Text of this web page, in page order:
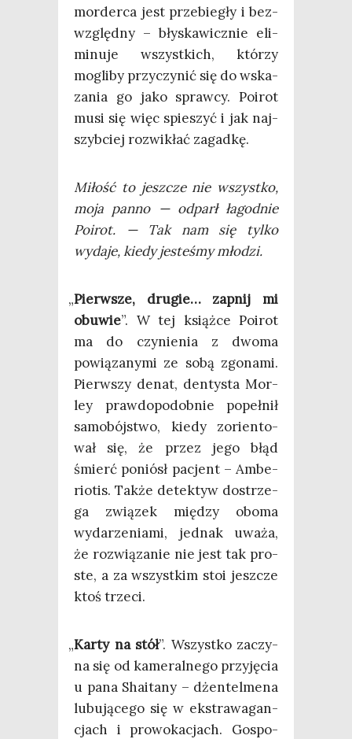
mor­der­ca jest prze­bie­gły i bez­
względ­ny – bły­ska­wicz­nie eli­
mi­nu­je wszyst­kich, któ­rzy
mogli­by przy­czy­nić się do wska­
za­nia go jako spraw­cy. Poirot
musi się więc spie­szyć i jak naj­
szyb­ciej roz­wi­kłać zagadkę.
Miłość to jesz­cze nie wszyst­ko,
moja pan­no — odparł łagod­nie
Poirot. — Tak nam się tyl­ko
wyda­je, kie­dy jeste­śmy młodzi.
„Pierw­sze, dru­gie… zapnij mi
obu­wie”. W tej książ­ce Poirot
ma do czy­nie­nia z dwo­ma
powią­za­ny­mi ze sobą zgo­na­mi.
Pierw­szy denat, den­ty­sta Mor­
ley praw­do­po­dob­nie popeł­nił
samo­bój­stwo, kie­dy zorien­to­
wał się, że przez jego błąd
śmierć poniósł pacjent – Ambe­
rio­tis. Tak­że detek­tyw dostrze­
ga zwią­zek mię­dzy obo­ma
wyda­rze­nia­mi, jed­nak uwa­ża,
że roz­wią­za­nie nie jest tak pro­
ste, a za wszyst­kim stoi jesz­cze
ktoś trzeci.
„Kar­ty na stół”. Wszyst­ko zaczy­
na się od kame­ral­ne­go przy­ję­cia
u pana Sha­ita­ny – dżen­tel­me­na
lubu­ją­ce­go się w eks­tra­wa­gan­
cjach i pro­wo­ka­cjach. Gospo­